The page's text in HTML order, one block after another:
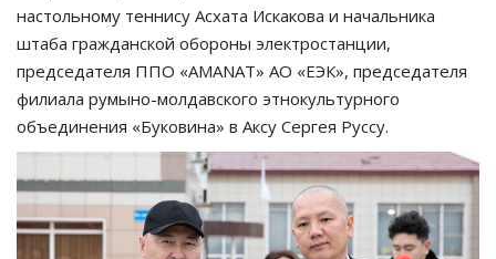
настольному теннису Асхата Искакова и начальника
штаба гражданской обороны электростанции,
председателя ППО «AMANAT» АО «ЕЭК», председателя
филиала румыно-молдавского этнокультурного
объединения «Буковина» в Аксу Сергея Руссу.